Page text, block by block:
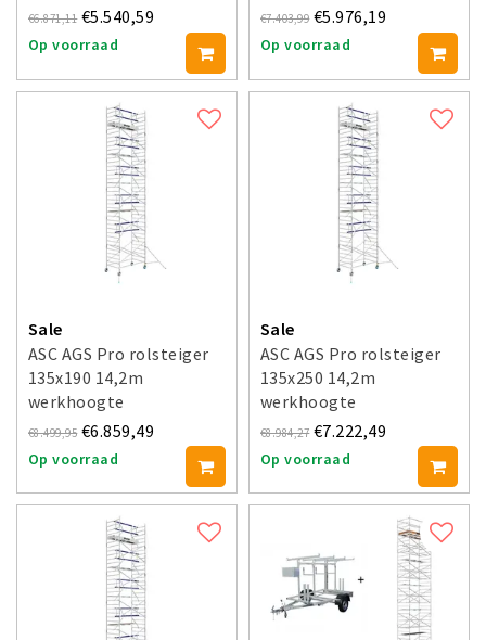
€6.871,11 €5.540,59
Op voorraad
€7.403,99 €5.976,19
Op voorraad
Sale
ASC AGS Pro rolsteiger
135x190 14,2m
werkhoogte
voorloopleuning enkel
€8.499,95 €6.859,49
Op voorraad
Sale
ASC AGS Pro rolsteiger
135x250 14,2m
werkhoogte
voorloopleuning enkel
€8.984,27 €7.222,49
Op voorraad